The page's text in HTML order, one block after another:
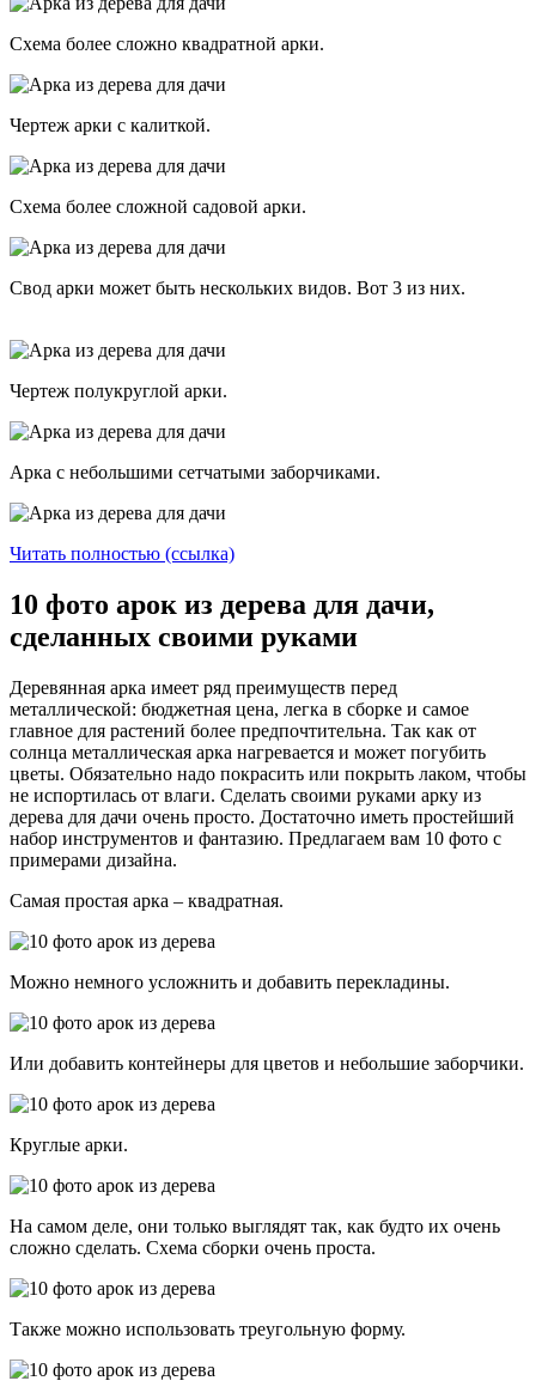
Схема более сложно квадратной арки.
Чертеж арки с калиткой.
Схема более сложной садовой арки.
Свод арки может быть нескольких видов. Вот 3 из них.
Чертеж полукруглой арки.
Арка с небольшими сетчатыми заборчиками.
Читать полностью (ссылка)
10 фото арок из дерева для дачи,
сделанных своими руками
Деревянная арка имеет ряд преимуществ перед
металлической: бюджетная цена, легка в сборке и самое
главное для растений более предпочтительна. Так как от
солнца металлическая арка нагревается и может погубить
цветы. Обязательно надо покрасить или покрыть лаком, чтобы
не испортилась от влаги. Сделать своими руками арку из
дерева для дачи очень просто. Достаточно иметь простейший
набор инструментов и фантазию. Предлагаем вам 10 фото с
примерами дизайна.
Самая простая арка – квадратная.
Можно немного усложнить и добавить перекладины.
Или добавить контейнеры для цветов и небольшие заборчики.
Круглые арки.
На самом деле, они только выглядят так, как будто их очень
сложно сделать. Схема сборки очень проста.
Также можно использовать треугольную форму.